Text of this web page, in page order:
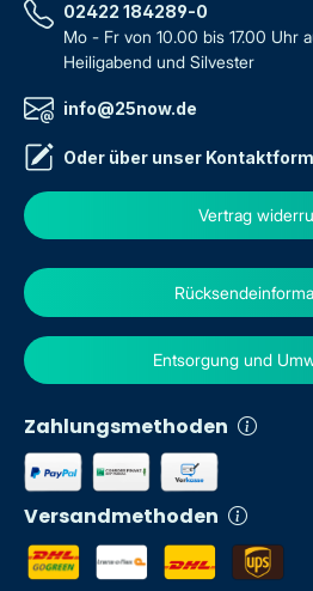
02422 184289-0
Mo - Fr von 10.00 bis 17.00 Uhr
Heiligabend und Silvester
info@25now.de
Oder über unser
Vertrag
Zahlungsmethoden
Versandmethoden
Entsorgung und